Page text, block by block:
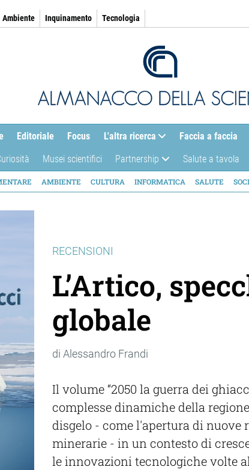
Ambiente Inquinamento Tecnologia
Editoriale Focus L'altra ricerca Faccia a faccia
Musei scientifici Partnership Salute a tavola
AMBIENTE CULTURA INFORMATICA SALUTE
RECENSIONI
L’Artico,
globale
di Alessandro Frandi
Il volume “2050 la guerra dei
complesse dinamiche della
disgelo - come l'apertura di nuove
minerarie - in un contesto di
le innovazioni tecnologiche volte